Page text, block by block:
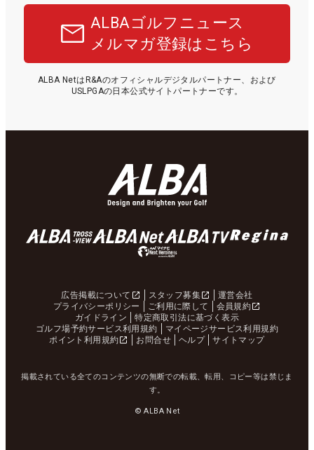
ALBAゴルフニュース
メルマガ登録はこちら
ALBA NetはR&Aのオフィシャルデジタルパートナー、および
USLPGAの日本公式サイトパートナーです。
広告掲載について スタッフ募集
運営会社
プライバシーポリシー
ご利用に際して
会員規約
ガイドライン
特定商取引法に基づく表示
ゴルフ場予約サービス利用規約
マイページサービス利用規約
ポイント利用規約
お問合せ ヘルプ サイトマップ
掲載されている全てのコンテンツの無断での転載、転用、コピー等は禁じま
す。
© ALBA Net